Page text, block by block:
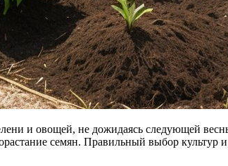
и овощей, не дожидаясь следующей
семян. Правильный выбор